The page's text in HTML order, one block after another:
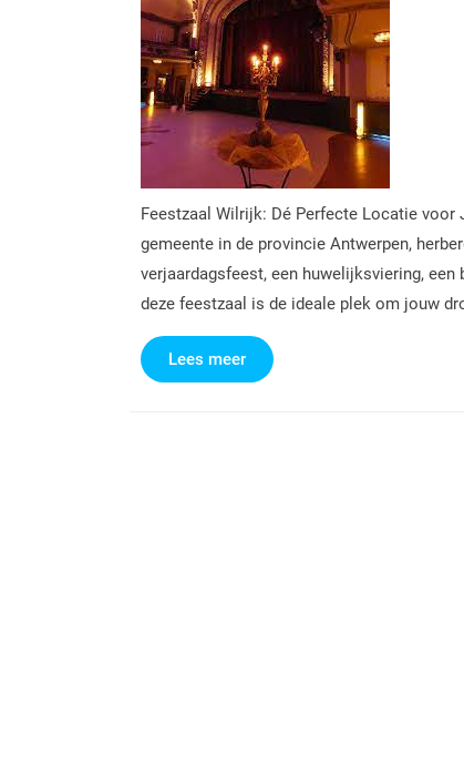
Feestzaal Wilrijk: Dé Perfecte Locatie voor
gemeente in de provincie Antwerpen,
verjaardagsfeest, een huwelijksviering,
deze feestzaal is de ideale plek om jouw
Lees meerLees
meer